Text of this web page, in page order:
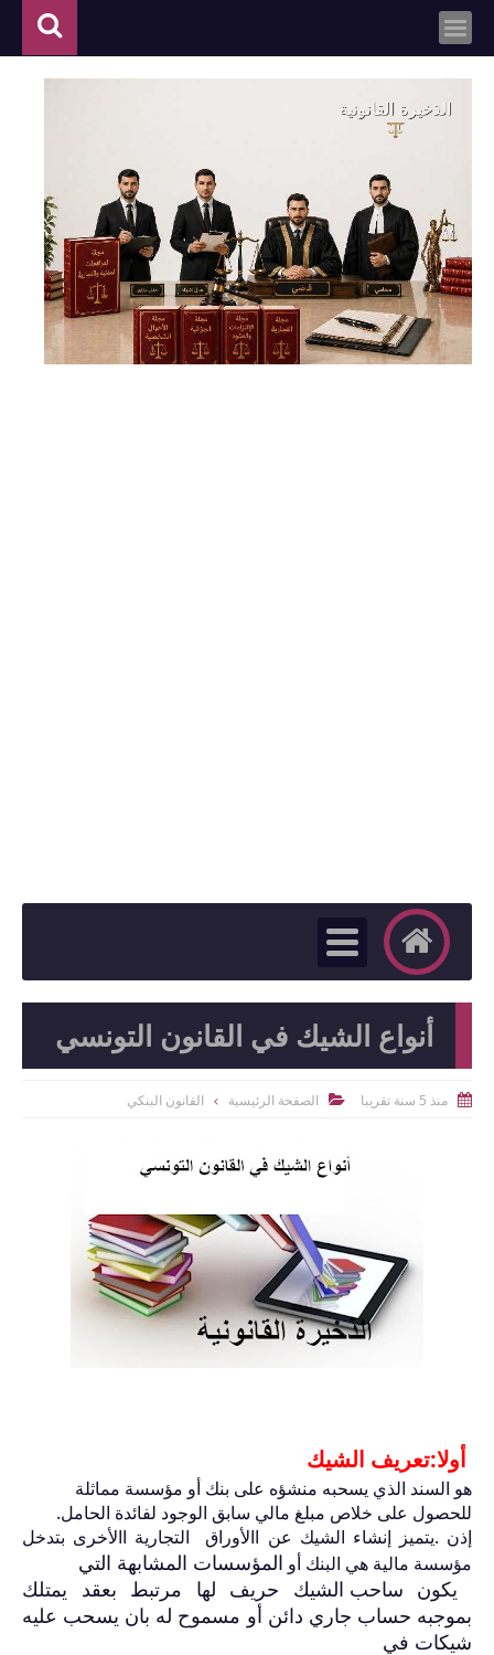
أنواع الشيك في القانون التونسي
 منذ 5 سنة تقريبا  الصفحة الرئيسية القانون البنكي
أولا:تعريف الشيك
هو السند الذي يسحبه منشؤه على بنك أو مؤسسة مماثلة
للحصول على خلاص مبلغ مالي سابق الوجود لفائدة الحامل.
إذن .يتميز إنشاء الشيك عن االأوراق التجارية االأخرى بتدخل
مؤسسة مالية هي البنك أو المؤسسات المشابهة التي
يكون ساحب الشيك حريف لها مرتبط بعقد يمتلك
بموجبه حساب جاري دائن أو مسموح له بان يسحب عليه
شيكات في